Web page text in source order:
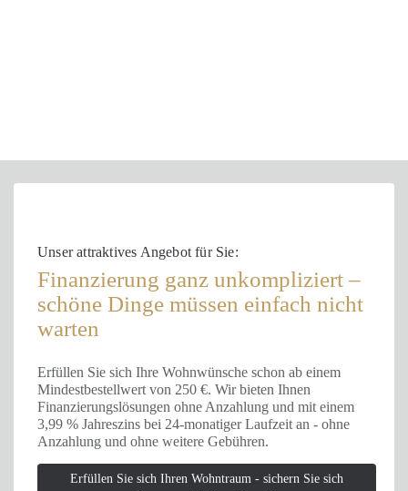
Unser attraktives Angebot für Sie:
Finanzierung ganz unkompliziert –
schöne Dinge müssen einfach nicht
warten
Erfüllen Sie sich Ihre Wohnwünsche schon ab einem
Mindestbestellwert von 250 €. Wir bieten Ihnen
Finanzierungslösungen ohne Anzahlung und mit einem
3,99 % Jahreszins bei 24-monatiger Laufzeit an - ohne
Anzahlung und ohne weitere Gebühren.
Erfüllen Sie sich Ihren Wohntraum - sichern Sie sich